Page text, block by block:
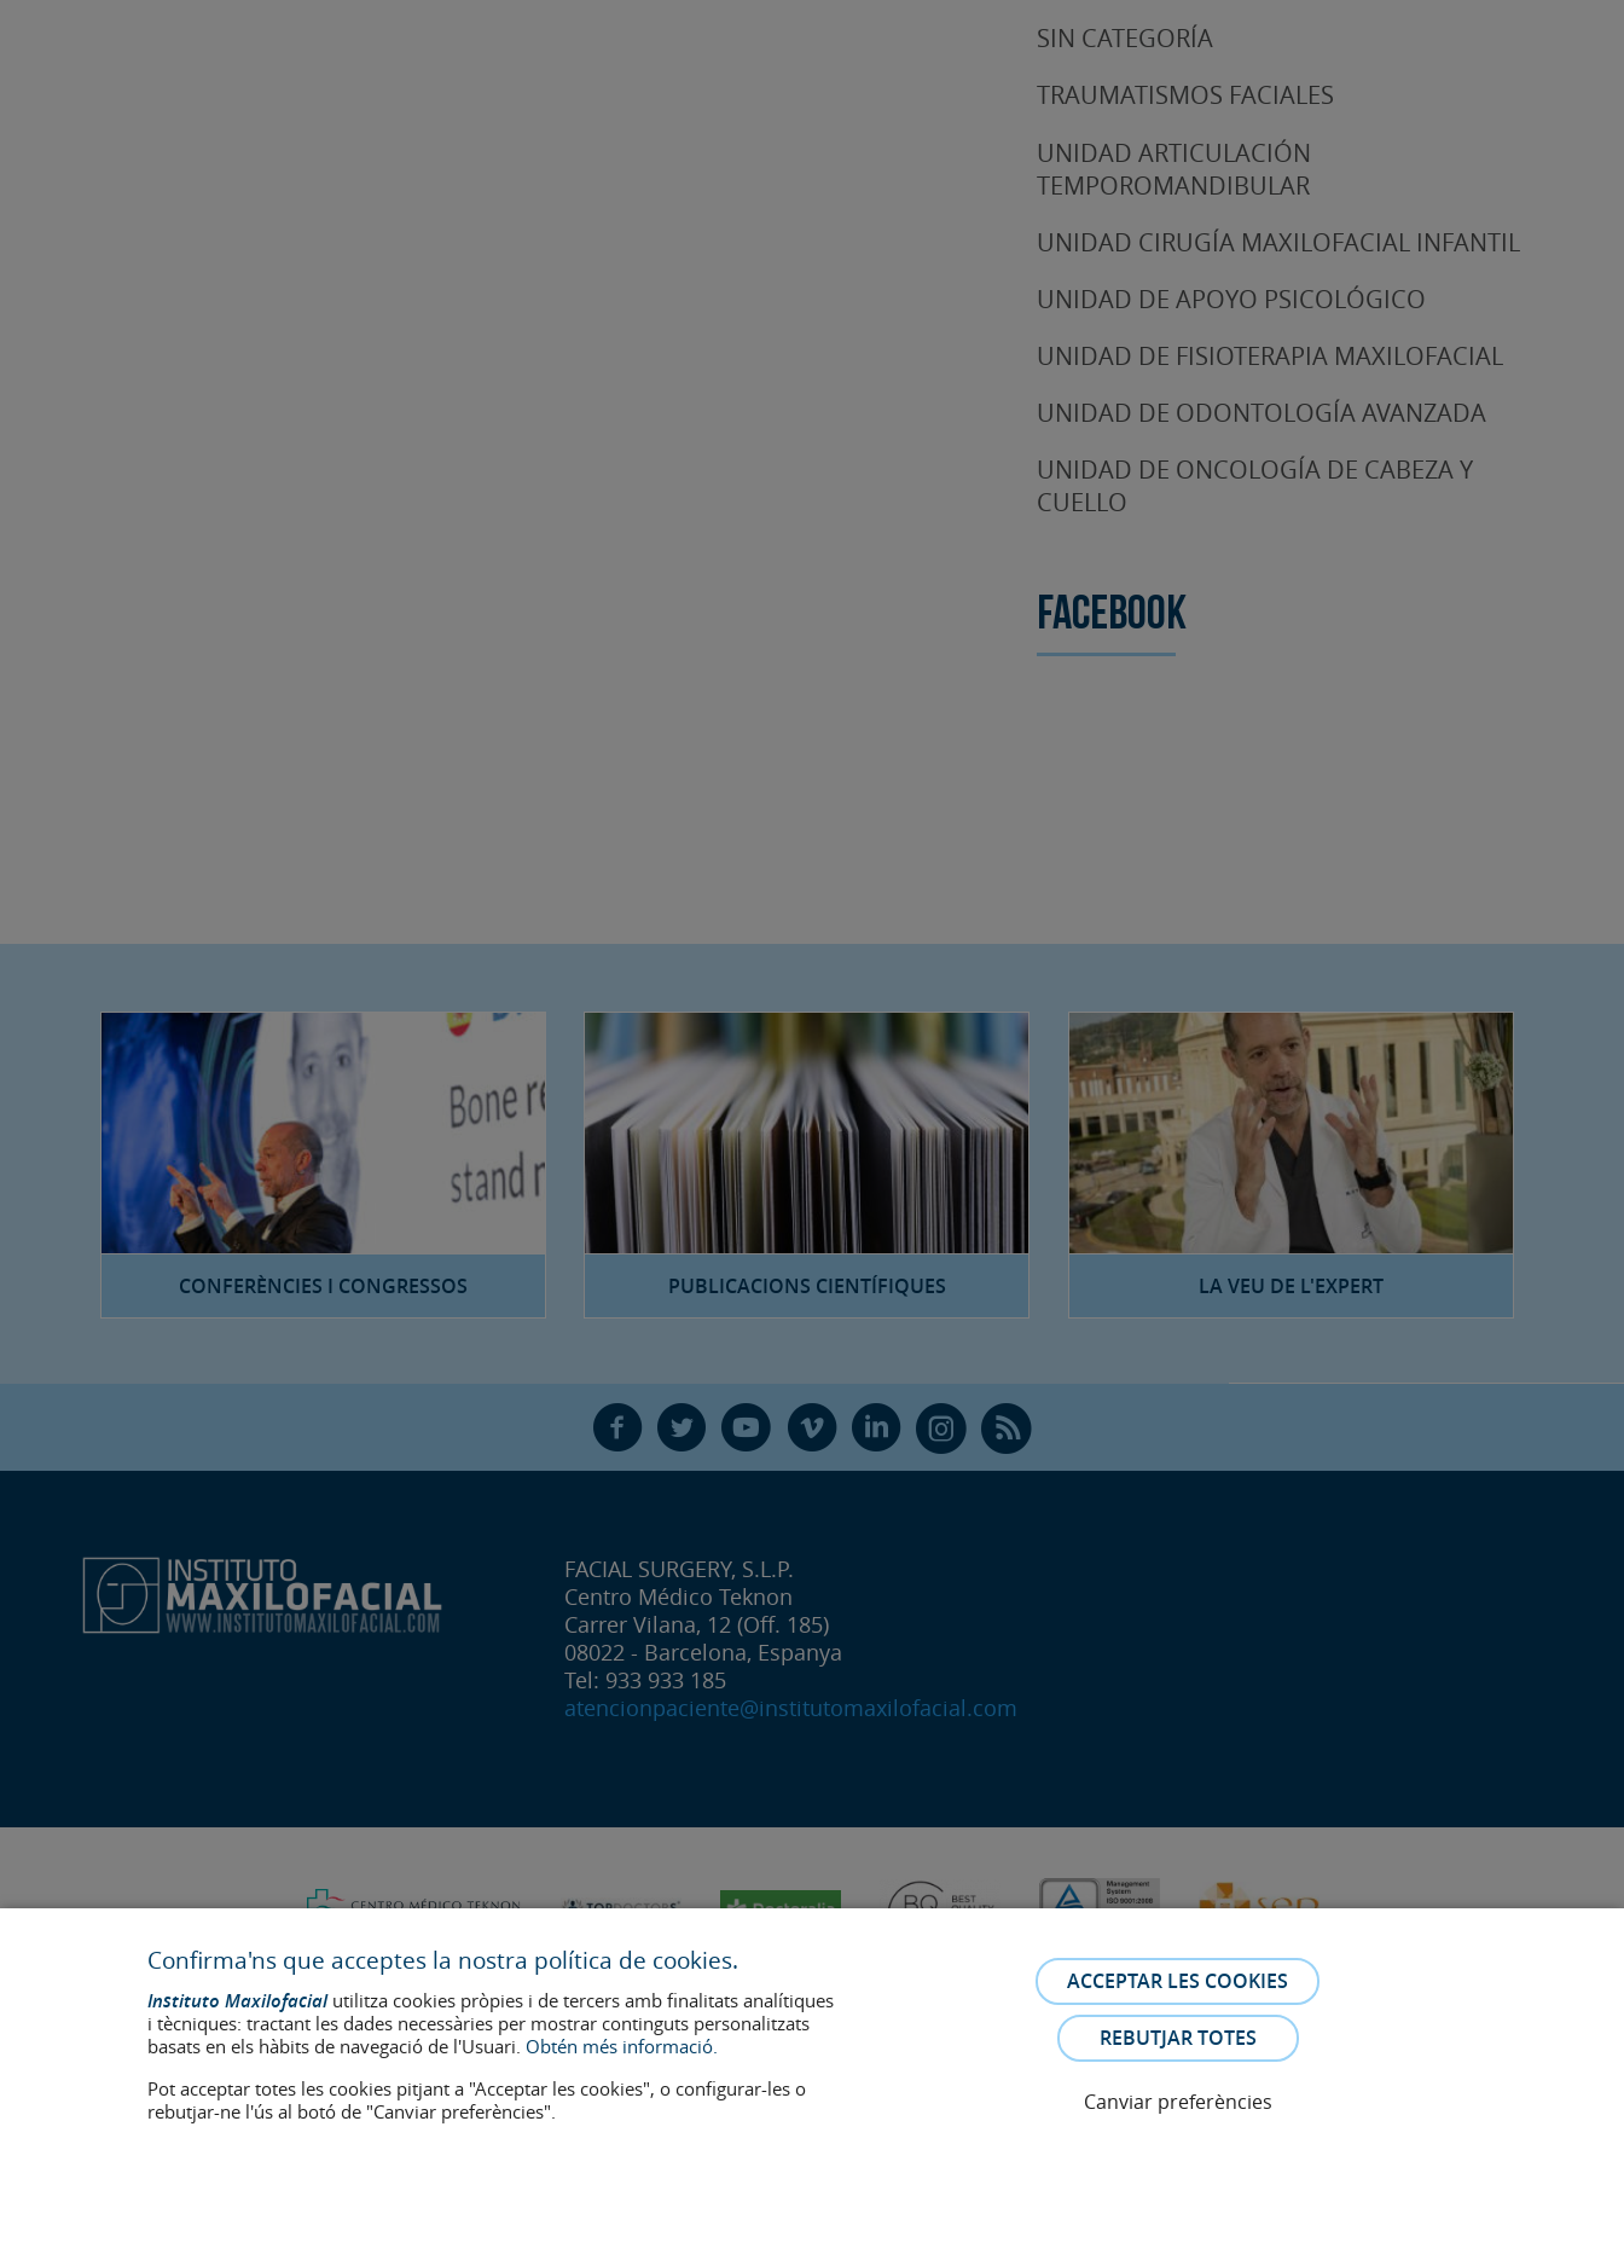
SIN CATEGORÍA
TRAUMATISMOS FACIALES
UNIDAD ARTICULACIÓN
TEMPOROMANDIBULAR
UNIDAD CIRUGÍA MAXILOFACIAL INFANTIL
UNIDAD DE APOYO PSICOLÓGICO
UNIDAD DE FISIOTERAPIA MAXILOFACIAL
UNIDAD DE ODONTOLOGÍA AVANZADA
UNIDAD DE ONCOLOGÍA DE CABEZA Y
CUELLO
Facebook
CONFERÈNCIES I CONGRESSOS PUBLICACIONS CIENTÍFIQUES LA VEU DE L'EXPERT
F T Y V L Ñ R
FACIAL SURGERY, S.L.P.
Centro Médico Teknon
Carrer Vilana, 12 (Off. 185)
08022 - Barcelona, Espanya
Tel: 933 933 185
atencionpaciente@institutomaxilofacial.com
Última actualització: 2023
Num. d'autorització de centre sanitari: E08646940
Confirma'ns que acceptes la nostra política de cookies.
Instituto Maxilofacialutilitza cookies pròpies i de tercers amb finalitats analítiques
i tècniques: tractant les dades necessàries per mostrar continguts personalitzats
basats en els hàbits de navegació de l'Usuari. Obtén més informació.
Pot acceptar totes les cookies pitjant a "Acceptar les cookies", o configurar-les o
rebutjar-ne l'ús al botó de "Canviar preferències".
Canviar preferències
REBUTJAR TOTES
ACCEPTAR LES COOKIES